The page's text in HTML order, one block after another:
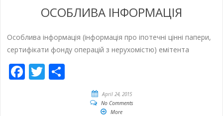
ОСОБЛИВА ІНФОРМАЦІЯ
Особлива інформація (інформація про іпотечні цінні папери,
сертифікати фонду операцій з нерухомістю) емітента
Facebook
Twitter
April 24, 2015
No Comments
More